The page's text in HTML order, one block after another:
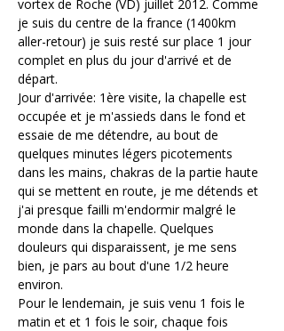
vortex de Roche (VD) juillet 2012. Comme
je suis du centre de la france (1400km
aller-retour) je suis resté sur place 1 jour
complet en plus du jour d'arrivé et de
départ.
Jour d'arrivée: 1ère visite, la chapelle est
occupée et je m'assieds dans le fond et
essaie de me détendre, au bout de
quelques minutes légers picotements
dans les mains, chakras de la partie haute
qui se mettent en route, je me détends et
j'ai presque failli m'endormir malgré le
monde dans la chapelle. Quelques
douleurs qui disparaissent, je me sens
bien, je pars au bout d'une 1/2 heure
environ.
Pour le lendemain, je suis venu 1 fois le
matin et et 1 fois le soir, chaque fois